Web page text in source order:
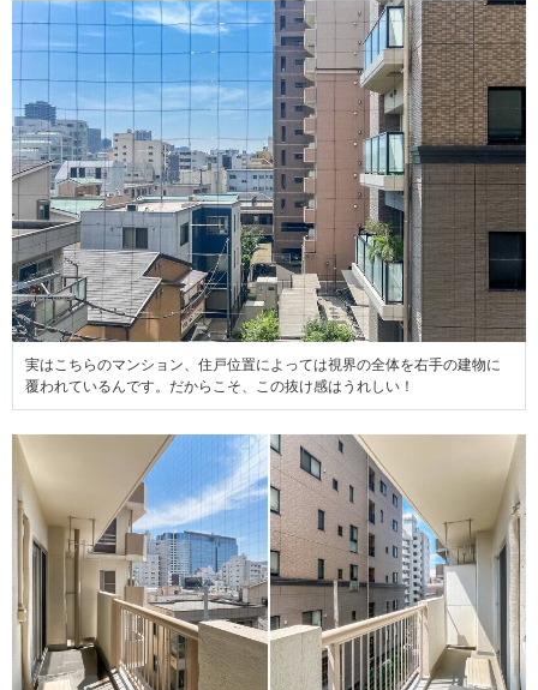
実はこちらのマンション、住戸位置によっては視界の全体を右手の建物に
覆われているんです。だからこそ、この抜け感はうれしい！